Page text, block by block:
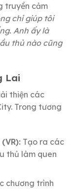
truyền cảm
chỉ giúp tôi
Anh ấy là
thủ nào cũng
Lai
thiện các
Trong tương
Tạo ra các
thủ làm quen
chương trình